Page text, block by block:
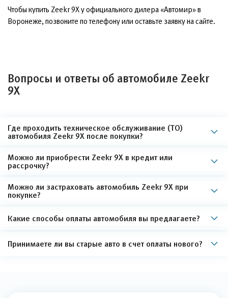
Чтобы купить Zeekr 9X у официального дилера «Автомир» в
Воронеже, позвоните по телефону или оставьте заявку на сайте.
Вопросы и ответы об автомобиле Zeekr
9X
Где проходить техническое обслуживание (ТО)
автомобиля Zeekr 9X после покупки?
Можно ли приобрести Zeekr 9X в кредит или
рассрочку?
Можно ли застраховать автомобиль Zeekr 9X при
покупке?
Какие способы оплаты автомобиля вы предлагаете?
Принимаете ли вы старые авто в счет оплаты нового?